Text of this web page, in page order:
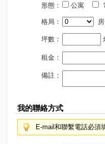
形態： 公寓
格局： 房
坪數：
租金：
備註：
我的聯絡方式
E-mail和聯繫電話必須